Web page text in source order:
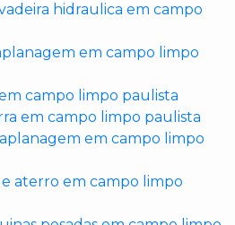
hidraulica em campo
em campo limpo
campo limpo paulista
em campo limpo paulista
em campo limpo
e aterro em campo limpo